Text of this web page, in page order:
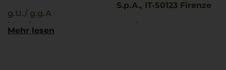
g.U./ g.g.A
Langhe
S.p.A., IT-50123 Firenze
Land
Mehr lesen